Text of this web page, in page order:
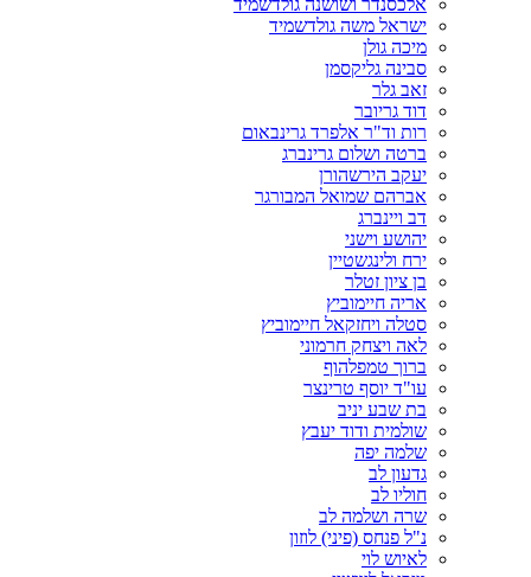
ישראל משה גולדשמיד
מיכה גולן
סבינה גליקסמן
זאב גלר
דוד גריובר
רות וד"ר אלפרד גרינבאום
ברטה ושלום גרינברג
יעקב הירשהורן
אברהם שמואל המבורגר
דב ויינברג
יהושע וישני
ירח ולינגשטיין
בן ציון זטלר
אריה חיימוביץ
סטלה ויחזקאל חיימוביץ
לאה ויצחק חרמוני
ברוך טמפלהוף
עו"ד יוסף טרינצר
בת שבע יניב
שולמית ודוד יעבץ
שלמה יפה
גדעון לב
חוליו לב
שרה ושלמה לב
נ"ל פנחס (פיני) לוזון
לאיוש לוי